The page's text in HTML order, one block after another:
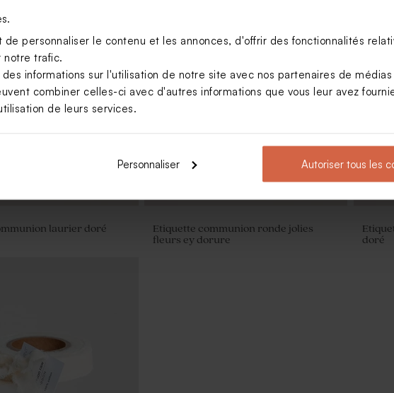
personnaliser le contenu et les annonces, d'offrir des fonctionnalités
notre trafic.
informations sur l'utilisation de notre site avec nos partenaires de
combiner celles-ci avec d'autres informations que vous leur avez
de leurs services.
Personnaliser Autoriser tous les
verte et blanche
Contenant dragées communion tissu
vert de gris
laurier doré
Etiquette communion ronde jolies
fleurs ey dorure
doré